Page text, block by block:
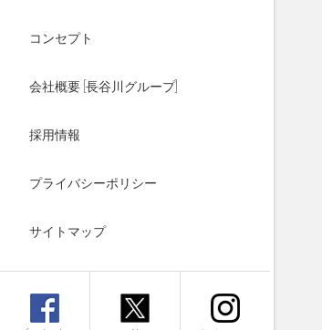
コンセプト
会社概要 [長谷川グループ]
採用情報
プライバシーポリシー
サイトマップ